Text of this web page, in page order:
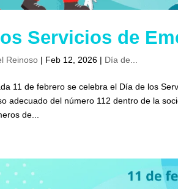
Servicios de
Reinoso | Feb 12, 2026 | Día de...
11 de febrero se celebra el Día de los
adecuado del número 112 dentro de la
de...